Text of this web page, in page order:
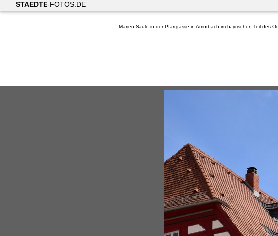
STAEDTE-FOTOS.DE
Marien Säule in der Pfarrgasse in Amorbach im bayrischen Teil des